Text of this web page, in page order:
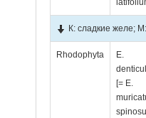
К: сладкие желе;
Rhodophyta
E.
[= E.